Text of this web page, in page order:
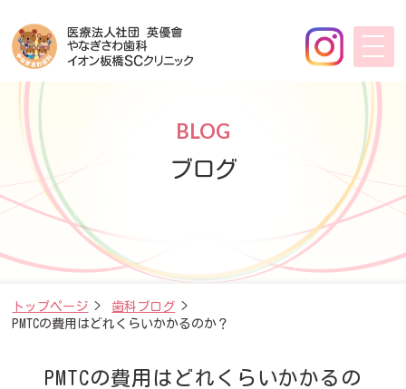
BLOG
ブログ
トップページ > 歯科ブログ >
PMTCの費用はどれくらいかかるのか？
PMTCの費用はどれくらいかかるの